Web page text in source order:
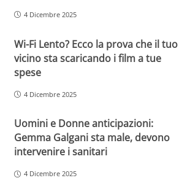
4 Dicembre 2025
Wi-Fi Lento? Ecco la prova che il tuo
vicino sta scaricando i film a tue
spese
4 Dicembre 2025
Uomini e Donne anticipazioni:
Gemma Galgani sta male, devono
intervenire i sanitari
4 Dicembre 2025